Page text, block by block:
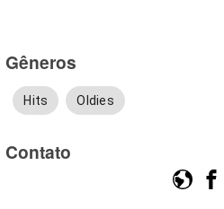
Gêneros
Hits Oldies
Contato